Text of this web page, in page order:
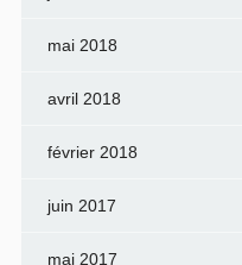
mai 2018
avril 2018
février 2018
juin 2017
mai 2017